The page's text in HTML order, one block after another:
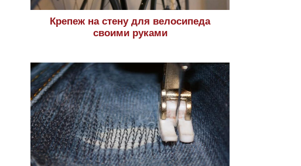
Крепеж на стену для велосипеда
своими руками